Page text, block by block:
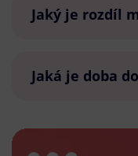
Jaký je rozdíl
Jaká je doba